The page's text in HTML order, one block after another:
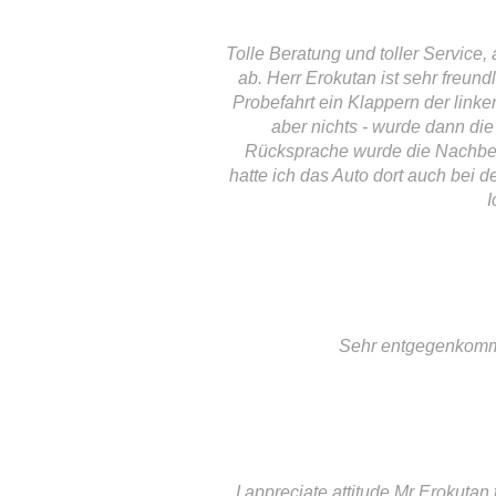
Tolle Beratung und toller
ab. Herr Erokutan ist sehr
Probefahrt ein Klappern der
aber nichts - wurde dann
Rücksprache wurde die
hatte ich das Auto dort auch bei
Sehr
I appreciate attitude Mr